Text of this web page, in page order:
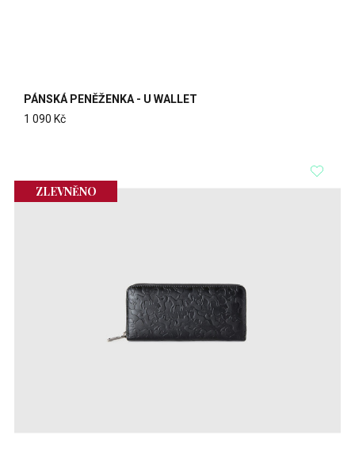
PÁNSKÁ PENĚŽENKA - U WALLET
1 090 Kč
ZLEVNĚNO